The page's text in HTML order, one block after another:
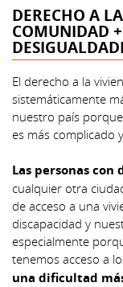
DERECHO A
COMUNIDAD
El derecho a la
sistemáticamente
nuestro país
es más complicado
Las personas
cualquier otra
de acceso a una
discapacidad y
especialmente
tenemos acceso a
una dificultad